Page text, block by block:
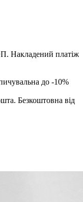
Накладений платіж
до -10%
Безкоштовна від